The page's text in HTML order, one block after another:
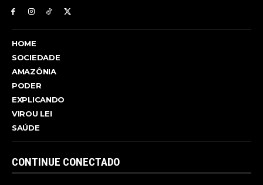
HOME
SOCIEDADE
AMAZÔNIA
PODER
EXPLICANDO
VIROU LEI
SAÚDE
CONTINUE CONECTADO